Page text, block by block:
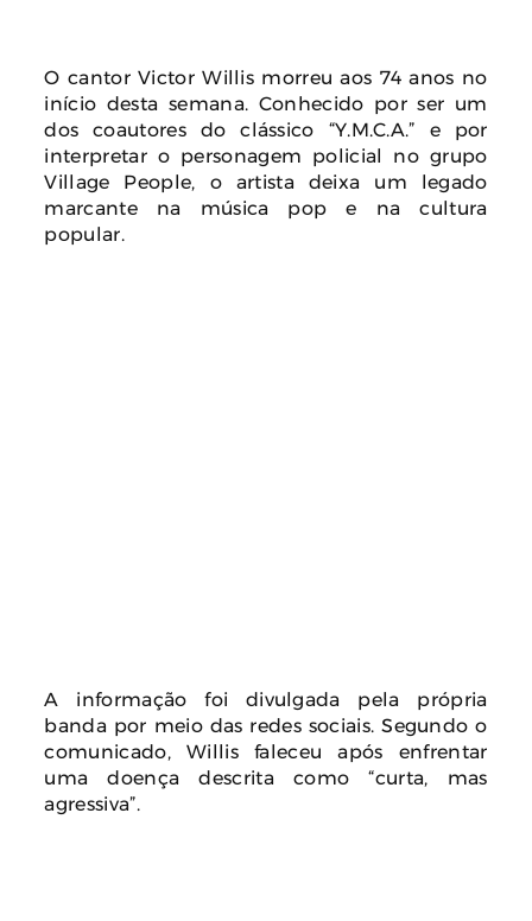
O cantor Victor Willis morreu aos 74 anos no
início desta semana. Conhecido por ser um
dos coautores do clássico “Y.M.C.A.” e por
interpretar o personagem policial no grupo
Village People, o artista deixa um legado
marcante na música pop e na cultura
popular.
A informação foi divulgada pela própria
banda por meio das redes sociais. Segundo o
comunicado, Willis faleceu após enfrentar
uma doença descrita como “curta, mas
agressiva”.